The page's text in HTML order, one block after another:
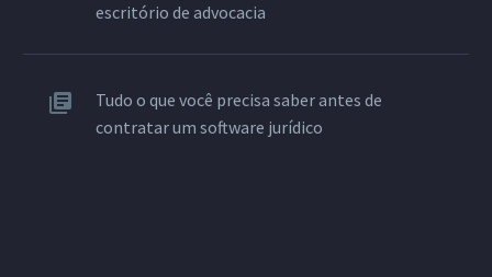
escritório de advocacia
Tudo o que você precisa saber antes de
contratar um software jurídico